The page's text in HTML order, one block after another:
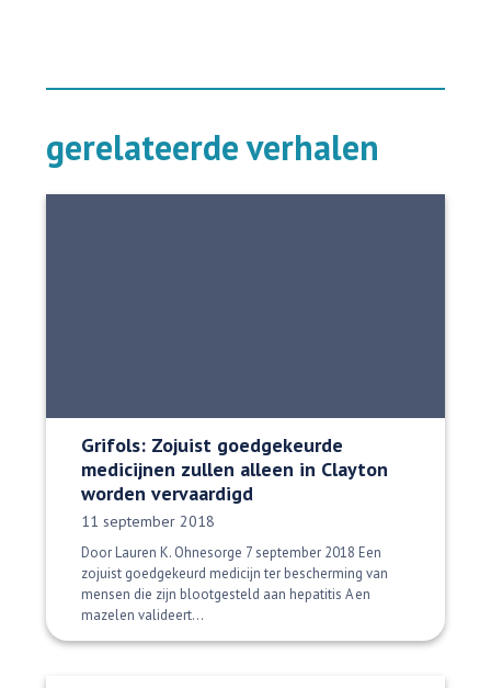
gerelateerde verhalen
Grifols: Zojuist goedgekeurde
medicijnen zullen alleen in Clayton
worden vervaardigd
Datum gepubliceerd:
11 september 2018
Door Lauren K. Ohnesorge 7 september 2018 Een
zojuist goedgekeurd medicijn ter bescherming van
mensen die zijn blootgesteld aan hepatitis A en
mazelen valideert...